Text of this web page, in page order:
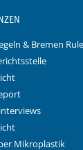
& Bremen
Mikroplastik